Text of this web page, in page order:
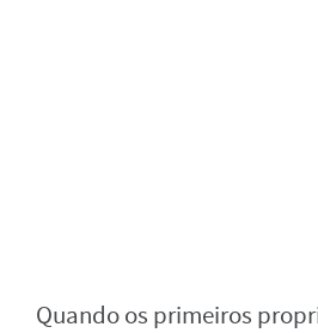
Quando os primeiros